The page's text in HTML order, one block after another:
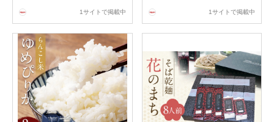
1サイトで掲載中
蘭越町【2025年10月下旬～
1サイトで掲載中